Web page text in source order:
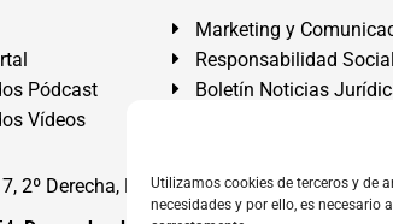
Utilizamos cookies de terceros y de
necesidades y por ello, es
Pódcast
Vídeos
Marketing y
Responsabilidad Social
Boletín Noticias
2º Derecha, El Médano, Granadilla de